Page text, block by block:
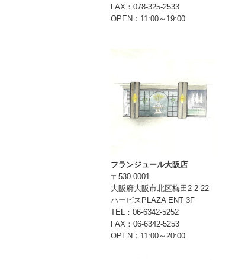
FAX：078-325-2533
OPEN：11:00～19:00
フランジュール大阪店
〒530-0001
大阪府大阪市北区梅田2-2-22
ハービスPLAZA ENT 3F
TEL：06-6342-5252
FAX：06-6342-5253
OPEN：11:00～20:00